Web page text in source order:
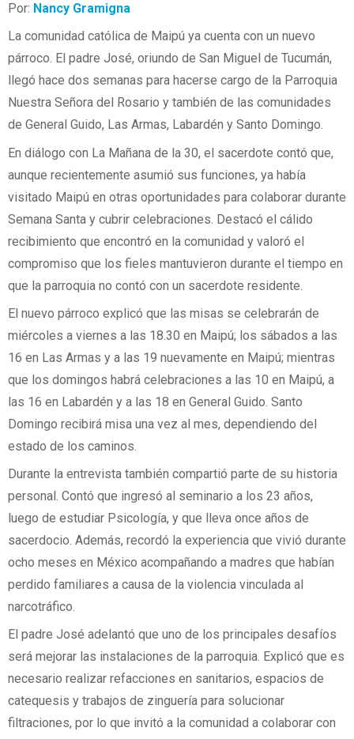
Por: Nancy Gramigna
La comunidad católica de Maipú ya cuenta con un nuevo
párroco. El padre José, oriundo de San Miguel de Tucumán,
llegó hace dos semanas para hacerse cargo de la Parroquia
Nuestra Señora del Rosario y también de las comunidades
de General Guido, Las Armas, Labardén y Santo Domingo.
En diálogo con La Mañana de la 30, el sacerdote contó que,
aunque recientemente asumió sus funciones, ya había
visitado Maipú en otras oportunidades para colaborar durante
Semana Santa y cubrir celebraciones. Destacó el cálido
recibimiento que encontró en la comunidad y valoró el
compromiso que los fieles mantuvieron durante el tiempo en
que la parroquia no contó con un sacerdote residente.
El nuevo párroco explicó que las misas se celebrarán de
miércoles a viernes a las 18.30 en Maipú; los sábados a las
16 en Las Armas y a las 19 nuevamente en Maipú; mientras
que los domingos habrá celebraciones a las 10 en Maipú, a
las 16 en Labardén y a las 18 en General Guido. Santo
Domingo recibirá misa una vez al mes, dependiendo del
estado de los caminos.
Durante la entrevista también compartió parte de su historia
personal. Contó que ingresó al seminario a los 23 años,
luego de estudiar Psicología, y que lleva once años de
sacerdocio. Además, recordó la experiencia que vivió durante
ocho meses en México acompañando a madres que habían
perdido familiares a causa de la violencia vinculada al
narcotráfico.
El padre José adelantó que uno de los principales desafíos
será mejorar las instalaciones de la parroquia. Explicó que es
necesario realizar refacciones en sanitarios, espacios de
catequesis y trabajos de zinguería para solucionar
filtraciones, por lo que invitó a la comunidad a colaborar con